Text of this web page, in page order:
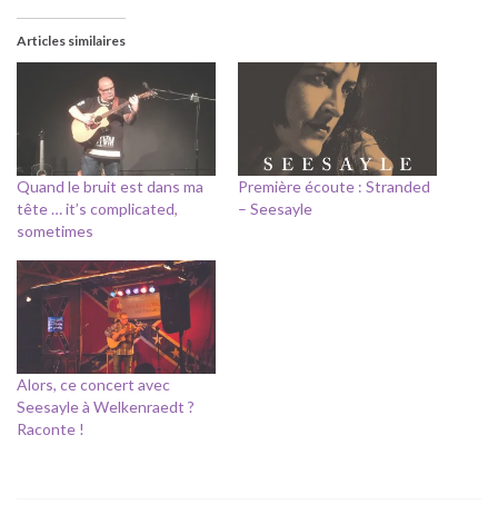
Articles similaires
Quand le bruit est dans ma
tête … it’s complicated,
sometimes
Première écoute : Stranded
– Seesayle
Alors, ce concert avec
Seesayle à Welkenraedt ?
Raconte !